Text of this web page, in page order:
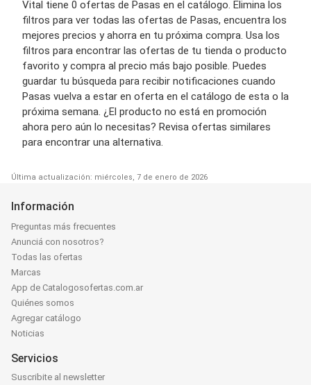
Vital tiene 0 ofertas de Pasas en el catálogo. Elimina los
filtros para ver todas las ofertas de Pasas, encuentra los
mejores precios y ahorra en tu próxima compra. Usa los
filtros para encontrar las ofertas de tu tienda o producto
favorito y compra al precio más bajo posible. Puedes
guardar tu búsqueda para recibir notificaciones cuando
Pasas vuelva a estar en oferta en el catálogo de esta o la
próxima semana. ¿El producto no está en promoción
ahora pero aún lo necesitas? Revisa ofertas similares
para encontrar una alternativa.
Última actualización: miércoles, 7 de enero de 2026
Información
Preguntas más frecuentes
Anunciá con nosotros?
Todas las ofertas
Marcas
App de Catalogosofertas.com.ar
Quiénes somos
Agregar catálogo
Noticias
Servicios
Suscribite al newsletter